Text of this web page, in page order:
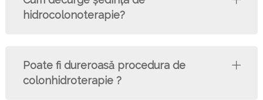
hidrocolonoterapie?
Poate fi dureroasă procedura de
colonhidroterapie ?